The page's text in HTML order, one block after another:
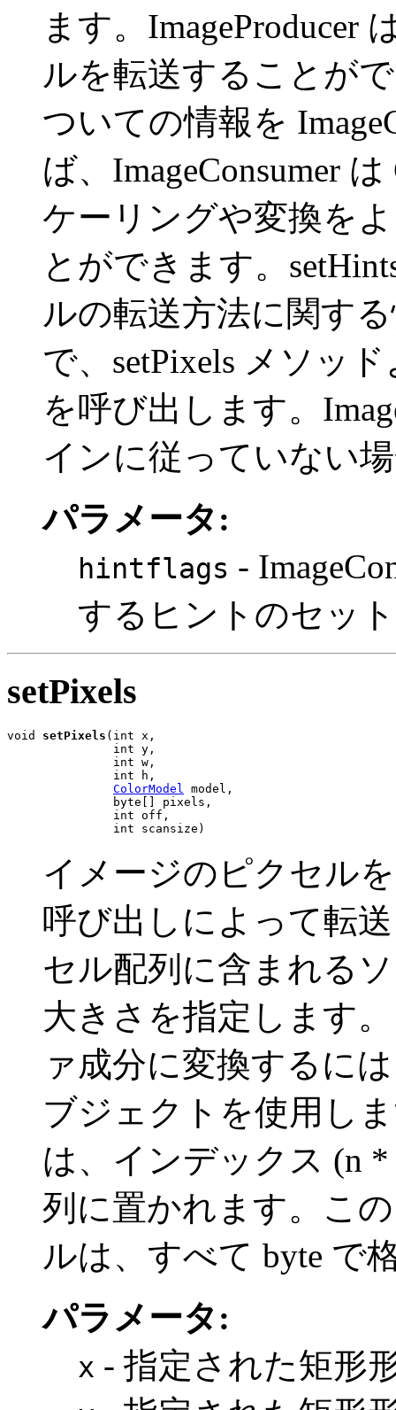
ます。ImageProducer
ルを転送することが
ついての情報を
ば、ImageConsumer
ケーリングや変換を
とができます。
ルの転送方法に関す
で、setPixels メソッ
を呼び出します。
インに従っていない
パラメータ:
hintflags -
するヒントのセット
setPixels
void setPixels (int x,
               int y,
               int w,
               int h,
ColorModel
model,
               byte[] pixels,
               int off,
               int scansize)
イメージのピクセル
呼び出しによって転
セル配列に含まれる
大きさを指定します
ァ成分に変換するに
ブジェクトを使用し
は、インデックス (n *
列に置かれます。こ
ルは、すべて byte で
パラメータ:
x - 指定された矩形